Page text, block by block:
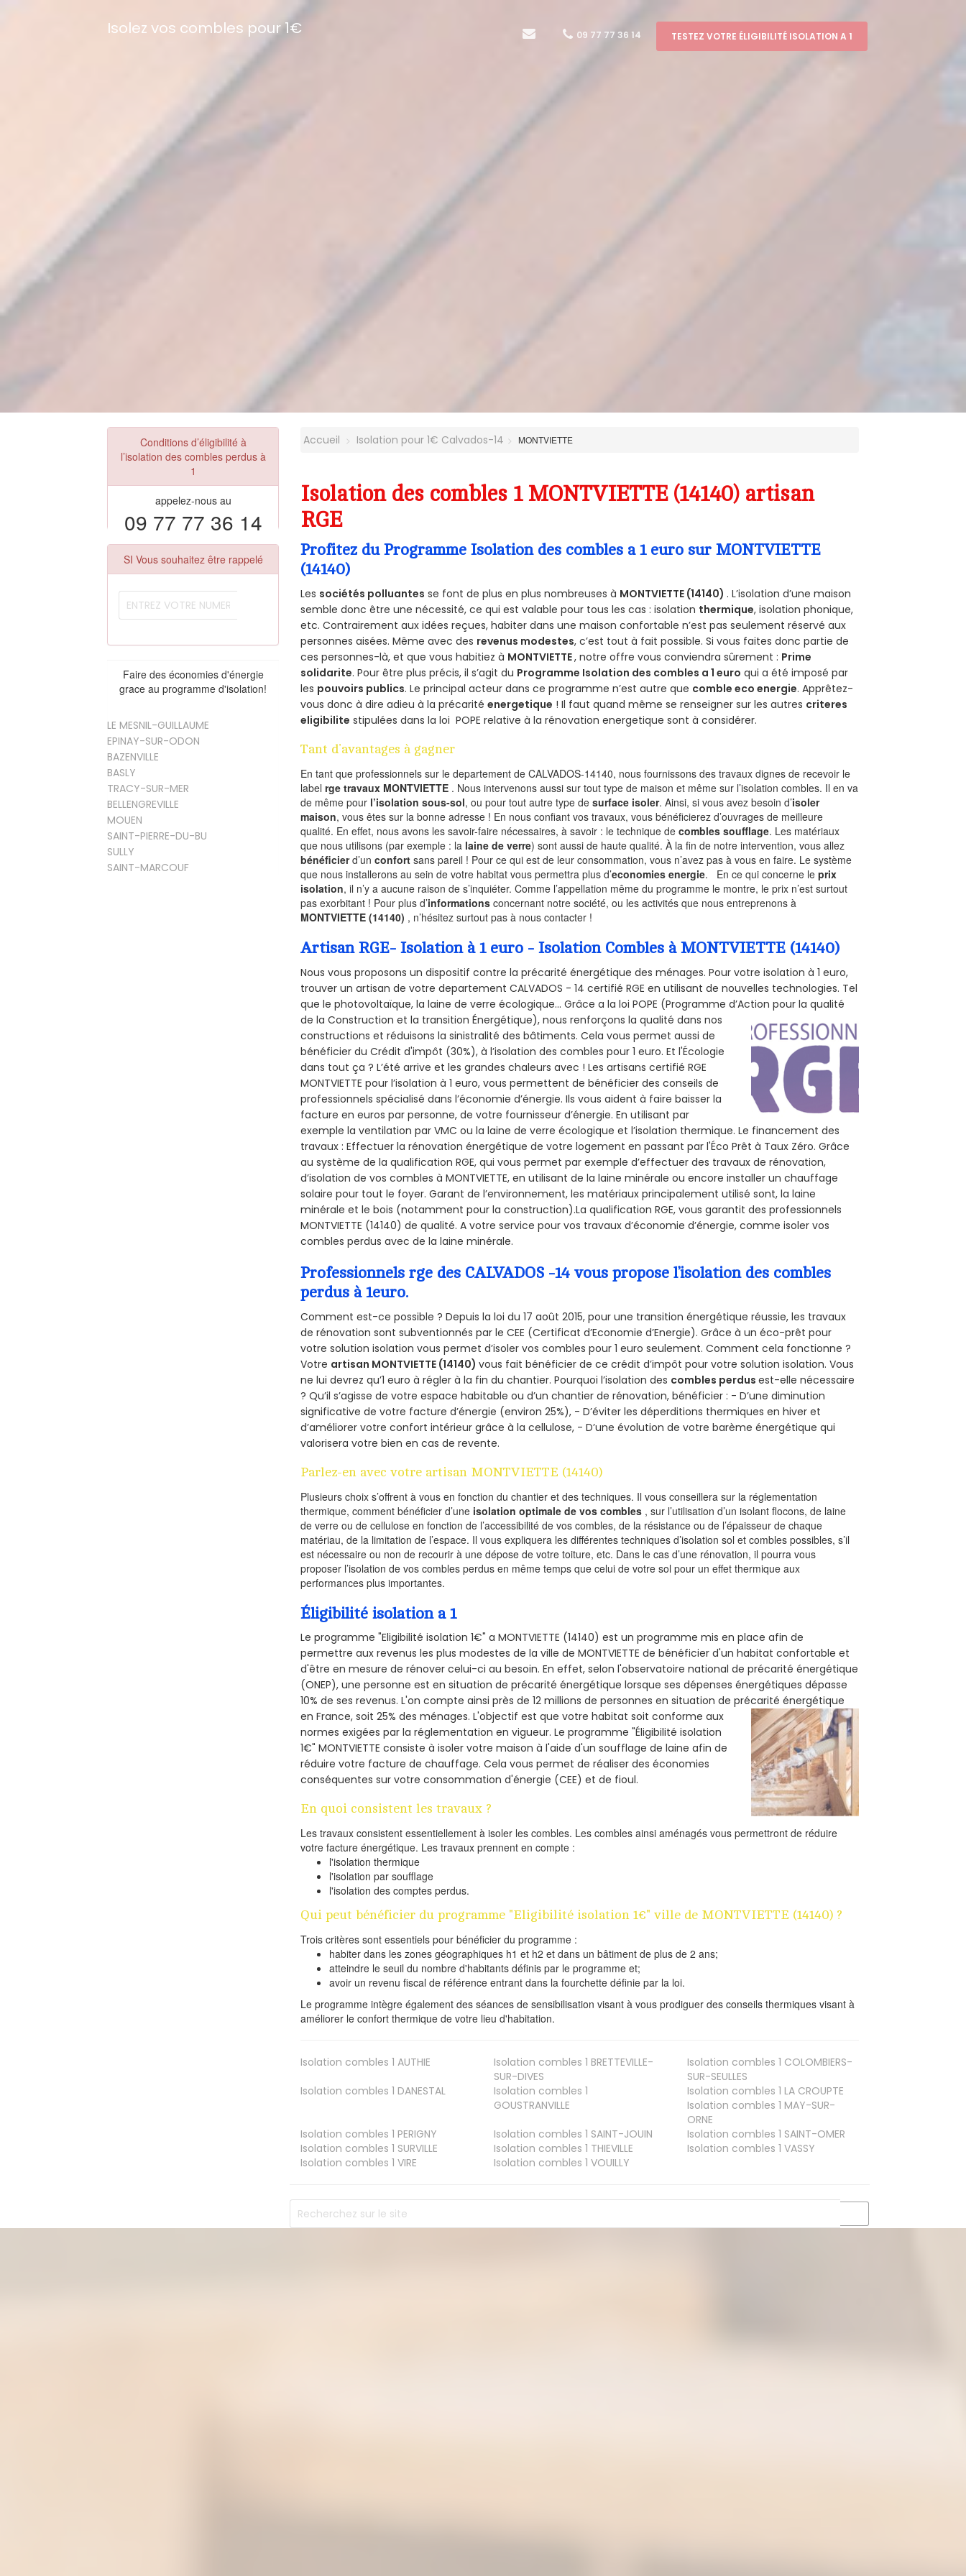
Isolez vos combles pour 1€ 09 77 77 36 14 TESTEZ VOTRE ÉLIGIBILITÉ ISOLATION A 1
Conditions d’éligibilité à
l’isolation des combles perdus à
1
appelez-nous au
09 77 77 36 14
SI Vous souhaitez être rappelé
Faire des économies d'énergie
grace au programme d'isolation!
LE MESNIL-GUILLAUME
EPINAY-SUR-ODON
BAZENVILLE
BASLY
TRACY-SUR-MER
BELLENGREVILLE
MOUEN
SAINT-PIERRE-DU-BU
SULLY
SAINT-MARCOUF
Accueil Isolation pour 1€ Calvados-14 MONTVIETTE
Isolation des combles 1 MONTVIETTE (14140) artisan
RGE
Profitez du Programme Isolation des combles a 1 euro sur MONTVIETTE
(14140)
Les sociétés polluantes se font de plus en plus nombreuses à MONTVIETTE (14140) . L’isolation d’une maison
semble donc être une nécessité, ce qui est valable pour tous les cas : isolation thermique, isolation phonique,
etc. Contrairement aux idées reçues, habiter dans une maison confortable n’est pas seulement réservé aux
personnes aisées. Même avec des revenus modestes, c’est tout à fait possible. Si vous faites donc partie de
ces personnes-là, et que vous habitiez à MONTVIETTE, notre offre vous conviendra sûrement : Prime
solidarite. Pour être plus précis, il s’agit du Programme Isolation des combles a 1 euro qui a été imposé par
les pouvoirs publics. Le principal acteur dans ce programme n’est autre que comble eco energie. Apprêtez-
vous donc à dire adieu à la précaritéenergetique ! Il faut quand même se renseigner sur les autres criteres
eligibilite stipulées dans la loi POPE relative à la rénovation energetique sont à considérer.
Tant d’avantages à gagner
En tant que professionnels sur le departement de CALVADOS-14140, nous fournissons des travaux dignes de recevoir le
labelrge travaux MONTVIETTE . Nous intervenons aussi sur tout type de maison et même sur l’isolation combles. Il en va
de même pour l’isolation sous-sol, ou pour tout autre type desurface isoler. Ainsi, si vous avez besoin d’isoler
maison, vous êtes sur la bonne adresse ! En nous confiant vos travaux, vous bénéficierez d’ouvrages de meilleure
qualité. En effet, nous avons les savoir-faire nécessaires, à savoir : le technique decombles soufflage. Les matériaux
que nous utilisons (par exemple : la laine de verre) sont aussi de haute qualité. À la fin de notre intervention, vous allez
bénéficierd’unconfort sans pareil ! Pour ce qui est de leur consommation, vous n’avez pas à vous en faire. Le système
que nous installerons au sein de votre habitat vous permettra plus d’economies energie. En ce qui concerne leprix
isolation, il n’y a aucune raison de s’inquiéter. Comme l’appellation même du programme le montre, le prix n’est surtout
pas exorbitant ! Pour plus d’informations concernant notre société, ou les activités que nous entreprenons à
MONTVIETTE (14140) , n’hésitez surtout pas à nous contacter !
Artisan RGE- Isolation à 1 euro - Isolation Combles à MONTVIETTE (14140)
Nous vous proposons un dispositif contre la précarité énergétique des ménages. Pour votre isolation à 1 euro,
trouver un artisan de votre departement CALVADOS - 14 certifié RGE en utilisant de nouvelles technologies. Tel
que le photovoltaïque, la laine de verre écologique... Grâce a la loi POPE (Programme d’Action pour la qualité
de la Construction et la transition Énergétique), nous renforçons la qualité dans nos
constructions et réduisons la sinistralité des bâtiments. Cela vous permet aussi de
bénéficier du Crédit d'impôt (30%), à l’isolation des combles pour 1 euro. Et l'Écologie
dans tout ça ? L’été arrive et les grandes chaleurs avec ! Les artisans certifié RGE
MONTVIETTE pour l’isolation à 1 euro, vous permettent de bénéficier des conseils de
professionnels spécialisé dans l’économie d’énergie. Ils vous aident à faire baisser la
facture en euros par personne, de votre fournisseur d’énergie. En utilisant par
exemple la ventilation par VMC ou la laine de verre écologique et l’isolation thermique. Le financement des
travaux : Effectuer la rénovation énergétique de votre logement en passant par l'Éco Prêt à Taux Zéro. Grâce
au système de la qualification RGE, qui vous permet par exemple d’effectuer des travaux de rénovation,
d’isolation de vos combles à MONTVIETTE, en utilisant de la laine minérale ou encore installer un chauffage
solaire pour tout le foyer. Garant de l’environnement, les matériaux principalement utilisé sont, la laine
minérale et le bois (notamment pour la construction).La qualification RGE, vous garantit des professionnels
MONTVIETTE (14140) de qualité. A votre service pour vos travaux d’économie d’énergie, comme isoler vos
combles perdus avec de la laine minérale.
Professionnels rge des CALVADOS -14 vous propose l’isolation des combles
perdus à 1euro.
Comment est-ce possible ? Depuis la loi du 17 août 2015, pour une transition énergétique réussie, les travaux
de rénovation sont subventionnés par le CEE (Certificat d’Economie d’Energie). Grâce à un éco-prêt pour
votre solution isolation vous permet d’isoler vos combles pour 1 euro seulement. Comment cela fonctionne ?
Votre artisan MONTVIETTE (14140)vous fait bénéficier de ce crédit d’impôt pour votre solution isolation. Vous
ne lui devrez qu’1 euro à régler à la fin du chantier. Pourquoi l’isolation des combles perdusest-elle nécessaire
? Qu’il s’agisse de votre espace habitable ou d’un chantier de rénovation, bénéficier : - D’une diminution
significative de votre facture d’énergie (environ 25%), - D’éviter les déperditions thermiques en hiver et
d’améliorer votre confort intérieur grâce à la cellulose, - D’une évolution de votre barème énergétique qui
valorisera votre bien en cas de revente.
Parlez-en avec votre artisan MONTVIETTE (14140)
Plusieurs choix s’offrent à vous en fonction du chantier et des techniques. Il vous conseillera sur la réglementation
thermique, comment bénéficier d’une isolation optimale de vos combles , sur l’utilisation d’un isolant flocons, de laine
de verre ou de cellulose en fonction de l’accessibilité de vos combles, de la résistance ou de l’épaisseur de chaque
matériau, de la limitation de l’espace. Il vous expliquera les différentes techniques d’isolation sol et combles possibles, s’il
est nécessaire ou non de recourir à une dépose de votre toiture, etc. Dans le cas d’une rénovation, il pourra vous
proposer l’isolation de vos combles perdus en même temps que celui de votre sol pour un effet thermique aux
performances plus importantes.
Éligibilité isolation a 1
Le programme "Eligibilité isolation 1€" a MONTVIETTE (14140) est un programme mis en place afin de
permettre aux revenus les plus modestes de la ville de MONTVIETTE de bénéficier d'un habitat confortable et
d'être en mesure de rénover celui-ci au besoin. En effet, selon l'observatoire national de précarité énergétique
(ONEP), une personne est en situation de précarité énergétique lorsque ses dépenses énergétiques dépasse
10% de ses revenus. L'on compte ainsi près de 12 millions de personnes en situation de précarité énergétique
en France, soit 25% des ménages.L'objectif est que votre habitat soit conforme aux
normes exigées par la réglementation en vigueur. Le programme "Éligibilité isolation
1€" MONTVIETTE consiste à isoler votre maison à l'aide d'un soufflage de laine afin de
réduire votre facture de chauffage. Cela vous permet de réaliser des économies
conséquentes sur votre consommation d'énergie (CEE) et de fioul.
En quoi consistent les travaux ?
Les travaux consistent essentiellement à isoler les combles. Les combles ainsi aménagés vous permettront de réduire
votre facture énergétique. Les travaux prennent en compte :
l'isolation thermique
l'isolation par soufflage
l'isolation des comptes perdus.
Qui peut bénéficier du programme "Eligibilité isolation 1€" ville de MONTVIETTE (14140) ?
Trois critères sont essentiels pour bénéficier du programme :
habiter dans les zones géographiques h1 et h2 et dans un bâtiment de plus de 2 ans;
atteindre le seuil du nombre d'habitants définis par le programme et;
avoir un revenu fiscal de référence entrant dans la fourchette définie par la loi.
Le programme intègre également des séances de sensibilisation visant à vous prodiguer des conseils thermiques visant à
améliorer le confort thermique de votre lieu d'habitation.
Isolation combles 1 AUTHIE Isolation combles 1 BRETTEVILLE-
SUR-DIVES
Isolation combles 1 COLOMBIERS-
SUR-SEULLES
Isolation combles 1 DANESTAL
Isolation combles 1
GOUSTRANVILLE
Isolation combles 1 LA CROUPTE
Isolation combles 1 MAY-SUR-
ORNE
Isolation combles 1 PERIGNY Isolation combles 1 SAINT-JOUIN Isolation combles 1 SAINT-OMER
Isolation combles 1 SURVILLE Isolation combles 1 THIEVILLE Isolation combles 1 VASSY
Isolation combles 1 VIRE Isolation combles 1 VOUILLY